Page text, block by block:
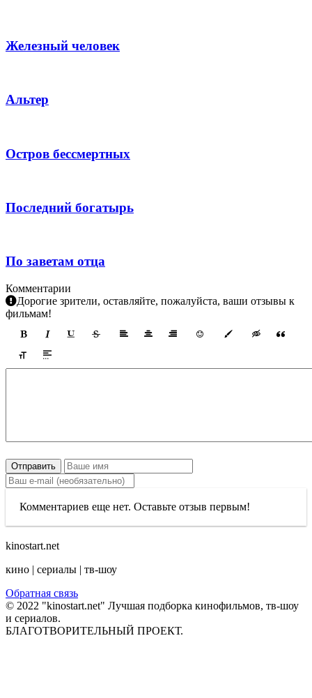
Железный человек
Альтер
Остров бессмертных
Последний богатырь
По заветам отца
Комментарии
Дорогие зрители, оставляйте, пожалуйста, ваши отзывы к
фильмам!
Отправить
Комментариев еще нет. Оставьте отзыв первым!
kinostart.net
кино | сериалы | тв-шоу
Обратная связь
© 2022 "kinostart.net" Лучшая подборка кинофильмов, тв-шоу
и сериалов.
БЛАГОТВОРИТЕЛЬНЫЙ ПРОЕКТ.